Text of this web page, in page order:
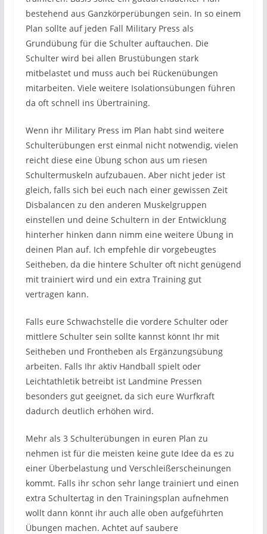
bestehend aus Ganzkörperübungen sein. In so einem
Plan sollte auf jeden Fall Military Press als
Grundübung für die Schulter auftauchen. Die
Schulter wird bei allen Brustübungen stark
mitbelastet und muss auch bei Rückenübungen
mitarbeiten. Viele weitere Isolationsübungen führen
da oft schnell ins Übertraining.
Wenn ihr Military Press im Plan habt sind weitere
Schulterübungen erst einmal nicht notwendig, vielen
reicht diese eine Übung schon aus um riesen
Schultermuskeln aufzubauen. Aber nicht jeder ist
gleich, falls sich bei euch nach einer gewissen Zeit
Disbalancen zu den anderen Muskelgruppen
einstellen und deine Schultern in der Entwicklung
hinterher hinken dann nimm eine weitere Übung in
deinen Plan auf. Ich empfehle dir vorgebeugtes
Seitheben, da die hintere Schulter oft nicht genügend
mit trainiert wird und ein extra Training gut
vertragen kann.
Falls eure Schwachstelle die vordere Schulter oder
mittlere Schulter sein sollte kannst könnt Ihr mit
Seitheben und Frontheben als Ergänzungsübung
arbeiten. Falls Ihr aktiv Handball spielt oder
Leichtathletik betreibt ist Landmine Pressen
besonders gut geeignet, da sich eure Wurfkraft
dadurch deutlich erhöhen wird.
Mehr als 3 Schulterübungen in euren Plan zu
nehmen ist für die meisten keine gute Idee da es zu
einer Überbelastung und Verschleißerscheinungen
kommt. Falls ihr schon sehr lange trainiert und einen
extra Schultertag in den Trainingsplan aufnehmen
wollt dann könnt ihr auch alle oben aufgeführten
Übungen machen. Achtet auf saubere